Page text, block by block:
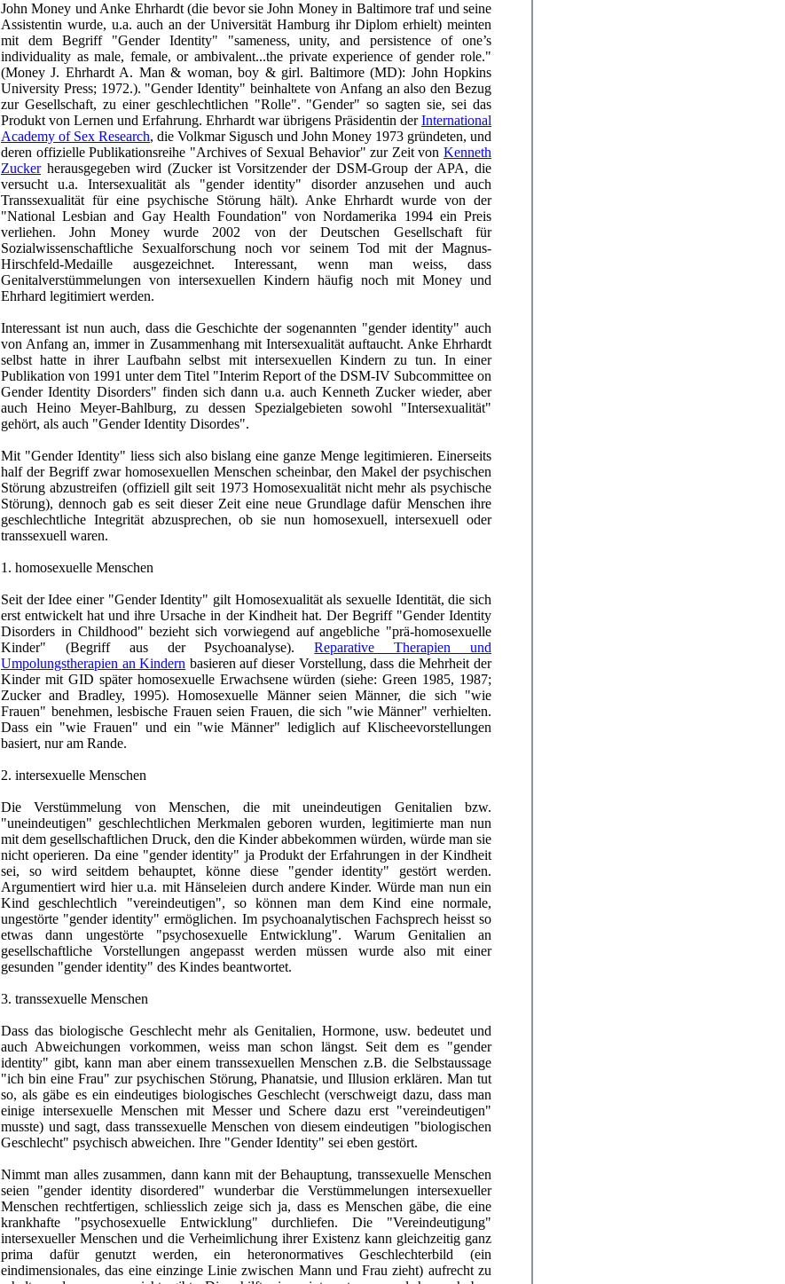
John Money und Anke Ehrhardt (die bevor sie John Money in Baltimore traf und seine
Assistentin wurde, u.a. auch an der Universität Hamburg ihr Diplom erhielt) meinten
mit dem Begriff "Gender Identity" "sameness, unity, and persistence of one’s
individuality as male, female, or ambivalent...the private experience of gender role."
(Money J. Ehrhardt A. Man & woman, boy & girl. Baltimore (MD): John Hopkins
University Press; 1972.). "Gender Identity" beinhaltete von Anfang an also den Bezug
zur Gesellschaft, zu einer geschlechtlichen "Rolle". "Gender" so sagten sie, sei das
Produkt von Lernen und Erfahrung. Ehrhardt war übrigens Präsidentin derInternational
Academy of Sex Research, die Volkmar Sigusch und John Money 1973 gründeten, und
deren offizielle Publikationsreihe "Archives of Sexual Behavior" zur Zeit von Kenneth
Zuckerherausgegeben wird (Zucker ist Vorsitzender der DSM-Group der APA, die
versucht u.a. Intersexualität als "gender identity" disorder anzusehen und auch
Transsexualität für eine psychische Störung hält). Anke Ehrhardt wurde von der
"National Lesbian and Gay Health Foundation" von Nordamerika 1994 ein Preis
verliehen. John Money wurde 2002 von der Deutschen Gesellschaft für
Sozialwissenschaftliche Sexualforschung noch vor seinem Tod mit der Magnus-
Hirschfeld-Medaille ausgezeichnet. Interessant, wenn man weiss, dass
Genitalverstümmelungen von intersexuellen Kindern häufig noch mit Money und
Ehrhard legitimiert werden.
Interessant ist nun auch, dass die Geschichte der sogenannten "gender identity" auch
von Anfang an, immer in Zusammenhang mit Intersexualität auftaucht. Anke Ehrhardt
selbst hatte in ihrer Laufbahn selbst mit intersexuellen Kindern zu tun. In einer
Publikation von 1991 unter dem Titel "Interim Report of the DSM-IV Subcommittee on
Gender Identity Disorders" finden sich dann u.a. auch Kenneth Zucker wieder, aber
auch Heino Meyer-Bahlburg, zu dessen Spezialgebieten sowohl "Intersexualität"
gehört, als auch "Gender Identity Disordes".
Mit "Gender Identity" liess sich also bislang eine ganze Menge legitimieren. Einerseits
half der Begriff zwar homosexuellen Menschen scheinbar, den Makel der psychischen
Störung abzustreifen (offiziell gilt seit 1973 Homosexualität nicht mehr als psychische
Störung), dennoch gab es seit dieser Zeit eine neue Grundlage dafür Menschen ihre
geschlechtliche Integrität abzusprechen, ob sie nun homosexuell, intersexuell oder
transsexuell waren.
1. homosexuelle Menschen
Seit der Idee einer "Gender Identity" gilt Homosexualität als sexuelle Identität, die sich
erst entwickelt hat und ihre Ursache in der Kindheit hat. Der Begriff "Gender Identity
Disorders in Childhood" bezieht sich vorwiegend auf angebliche "prä-homosexuelle
Kinder" (Begriff aus der Psychoanalyse).Reparative Therapien und
Umpolungstherapien an Kindern basieren auf dieser Vorstellung, dass die Mehrheit der
Kinder mit GID später homosexuelle Erwachsene würden (siehe: Green 1985, 1987;
Zucker and Bradley, 1995). Homosexuelle Männer seien Männer, die sich "wie
Frauen" benehmen, lesbische Frauen seien Frauen, die sich "wie Männer" verhielten.
Dass ein "wie Frauen" und ein "wie Männer" lediglich auf Klischeevorstellungen
basiert, nur am Rande.
2. intersexuelle Menschen
Die Verstümmelung von Menschen, die mit uneindeutigen Genitalien bzw.
"uneindeutigen" geschlechtlichen Merkmalen geboren wurden, legitimierte man nun
mit dem gesellschaftlichen Druck, den die Kinder abbekommen würden, würde man sie
nicht operieren. Da eine "gender identity" ja Produkt der Erfahrungen in der Kindheit
sei, so wird seitdem behauptet, könne diese "gender identity" gestört werden.
Argumentiert wird hier u.a. mit Hänseleien durch andere Kinder. Würde man nun ein
Kind geschlechtlich "vereindeutigen", so können man dem Kind eine normale,
ungestörte "gender identity" ermöglichen. Im psychoanalytischen Fachsprech heisst so
etwas dann ungestörte "psychosexuelle Entwicklung". Warum Genitalien an
gesellschaftliche Vorstellungen angepasst werden müssen wurde also mit einer
gesunden "gender identity" des Kindes beantwortet.
3. transsexuelle Menschen
Dass das biologische Geschlecht mehr als Genitalien, Hormone, usw. bedeutet und
auch Abweichungen vorkommen, weiss man schon längst. Seit dem es "gender
identity" gibt, kann man aber einem transsexuellen Menschen z.B. die Selbstaussage
"ich bin eine Frau" zur psychischen Störung, Phanatsie, und Illusion erklären. Man tut
so, als gäbe es ein eindeutiges biologisches Geschlecht (verschweigt dazu, dass man
einige intersexuelle Menschen mit Messer und Schere dazu erst "vereindeutigen"
musste) und sagt, dass transsexuelle Menschen von diesem eindeutigen "biologischen
Geschlecht" psychisch abweichen. Ihre "Gender Identity" sei eben gestört.
Nimmt man alles zusammen, dann kann mit der Behauptung, transsexuelle Menschen
seien "gender identity disordered" wunderbar die Verstümmelungen intersexueller
Menschen rechtfertigen, schliesslich zeige sich ja, dass es Menschen gäbe, die eine
krankhafte "psychosexuelle Entwicklung" durchliefen. Die "Vereindeutigung"
intersexueller Menschen und die Verheimlichung ihrer Existenz kann gleichzeitig ganz
prima dafür genutzt werden, ein heteronormatives Geschlechterbild (ein
eindimensionales, das eine einzinge Linie zwischen Mann und Frau zieht) aufrecht zu